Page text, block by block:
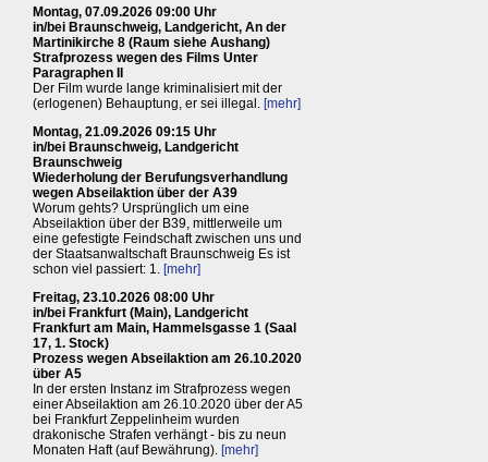
Montag, 07.09.2026 09:00 Uhr
in/bei Braunschweig, Landgericht, An der
Martinikirche 8 (Raum siehe Aushang)
Strafprozess wegen des Films Unter
Paragraphen II
Der Film wurde lange kriminalisiert mit der
(erlogenen) Behauptung, er sei illegal. [mehr]
Montag, 21.09.2026 09:15 Uhr
in/bei Braunschweig, Landgericht
Braunschweig
Wiederholung der Berufungsverhandlung
wegen Abseilaktion über der A39
Worum gehts? Ursprünglich um eine
Abseilaktion über der B39, mittlerweile um
eine gefestigte Feindschaft zwischen uns und
der Staatsanwaltschaft Braunschweig Es ist
schon viel passiert: 1. [mehr]
Freitag, 23.10.2026 08:00 Uhr
in/bei Frankfurt (Main), Landgericht
Frankfurt am Main, Hammelsgasse 1 (Saal
17, 1. Stock)
Prozess wegen Abseilaktion am 26.10.2020
über A5
In der ersten Instanz im Strafprozess wegen
einer Abseilaktion am 26.10.2020 über der A5
bei Frankfurt Zeppelinheim wurden
drakonische Strafen verhängt - bis zu neun
Monaten Haft (auf Bewährung). [mehr]